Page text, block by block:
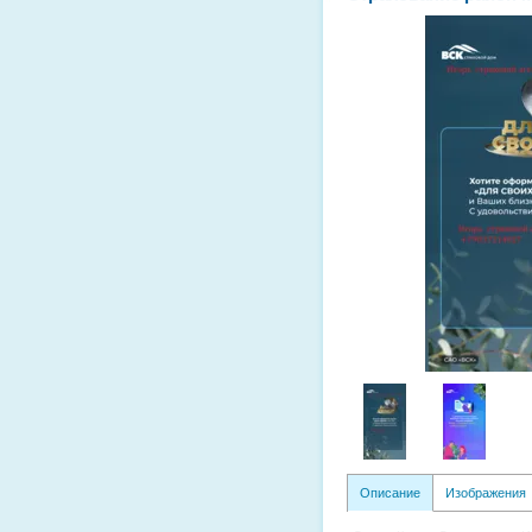
Описание Изображения